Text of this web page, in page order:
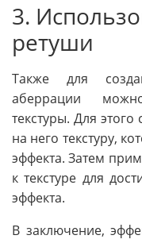
3.
ретуши
Также для
аберрации
текстуры. Для
на него текстуру,
эффекта. Затем
к текстуре для
эффекта.
В заключение,